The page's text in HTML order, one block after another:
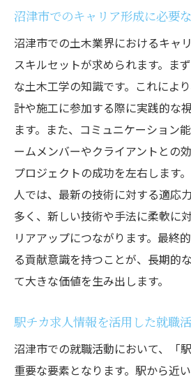
沼津市でのキャリア形成に必要
沼津市での土木業界におけるキャ
スキルセットが求められます。ま
な土木工学の知識です。これによ
計や施工に参加する際に実践的な
ます。また、コミュニケーション
ームメンバーやクライアントとの
プロジェクトの成功を左右します
人では、最新の技術に対する適応
多く、新しい技術や手法に柔軟に
リアアップにつながります。最終
る貢献意識を持つことが、長期的
て大きな価値を生み出します。
駅チカ求人情報を活用した就職
沼津市での就職活動において、「
重要な要素となります。駅から近